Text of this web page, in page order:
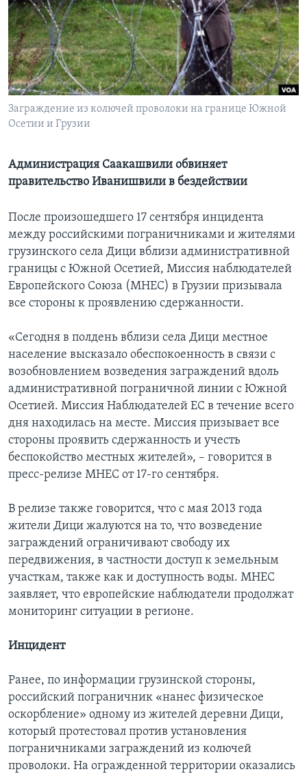
Learning English
СОЦИАЛЬНЫЕ СЕТИ
Языки
Заграждение из колючей проволоки на границе Южной
Осетии и Грузии
Администрация Саакашвили обвиняет
правительство Иванишвили в бездействии
После произошедшего 17 сентября инцидента
между российскими пограничниками и жителями
грузинского села Дици вблизи административной
границы с Южной Осетией, Миссия наблюдателей
Европейского Союза (МНЕС) в Грузии призывала
все стороны к проявлению сдержанности.
«Сегодня в полдень вблизи села Дици местное
население высказало обеспокоенность в связи с
возобновлением возведения заграждений вдоль
административной пограничной линии с Южной
Осетией. Миссия Наблюдателей ЕС в течение всего
дня находилась на месте. Миссия призывает все
стороны проявить сдержанность и учесть
беспокойство местных жителей», – говорится в
пресс-релизе МНЕС от 17-го сентября.
В релизе также говорится, что с мая 2013 года
жители Дици жалуются на то, что возведение
заграждений ограничивают свободу их
передвижения, в частности доступ к земельным
участкам, также как и доступность воды. МНЕС
заявляет, что европейские наблюдатели продолжат
мониторинг ситуации в регионе.
Инцидент
Ранее, по информации грузинской стороны,
российский пограничник «нанес физическое
оскорбление» одному из жителей деревни Дици,
который протестовал против установления
пограничниками заграждений из колючей
проволоки. На огражденной территории оказались